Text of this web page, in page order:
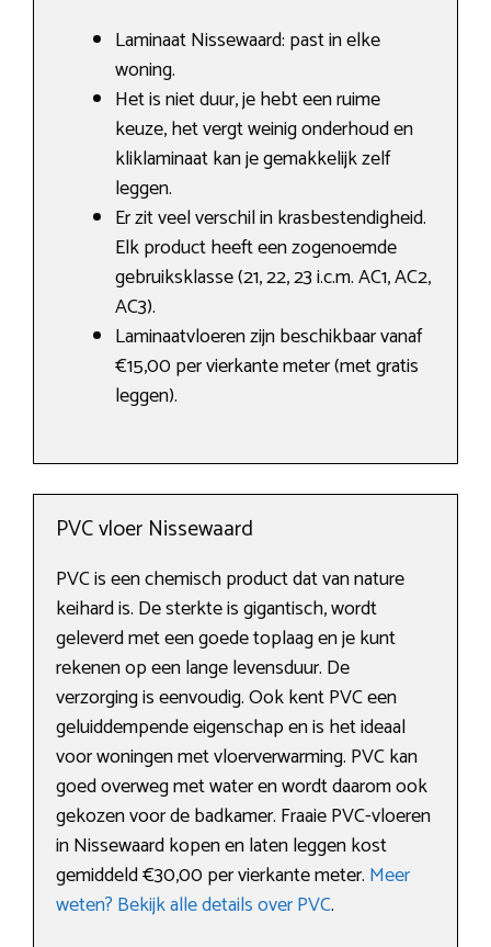
Laminaat Nissewaard: past in elke
woning.
Het is niet duur, je hebt een ruime
keuze, het vergt weinig onderhoud en
kliklaminaat kan je gemakkelijk zelf
leggen.
Er zit veel verschil in krasbestendigheid.
Elk product heeft een zogenoemde
gebruiksklasse (21, 22, 23 i.c.m. AC1, AC2,
AC3).
Laminaatvloeren zijn beschikbaar vanaf
€15,00 per vierkante meter (met gratis
leggen).
PVC vloer Nissewaard
PVC is een chemisch product dat van nature
keihard is. De sterkte is gigantisch, wordt
geleverd met een goede toplaag en je kunt
rekenen op een lange levensduur. De
verzorging is eenvoudig. Ook kent PVC een
geluiddempende eigenschap en is het ideaal
voor woningen met vloerverwarming. PVC kan
goed overweg met water en wordt daarom ook
gekozen voor de badkamer. Fraaie PVC-vloeren
in Nissewaard kopen en laten leggen kost
gemiddeld €30,00 per vierkante meter. Meer
weten? Bekijk alle details over PVC.